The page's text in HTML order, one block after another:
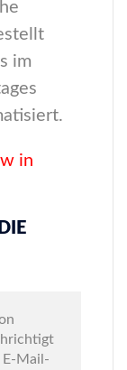
im
in
E-Mail-